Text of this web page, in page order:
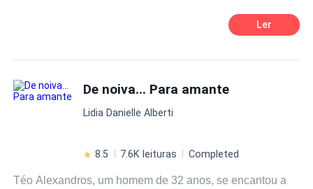
Ler
De noiva... Para amante
Lidia Danielle Alberti
8.5 7.6K leituras Completed
Téo Alexandros, um homem de 32 anos, se encantou a